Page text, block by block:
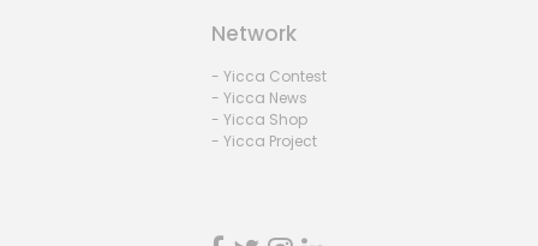
Network
- Yicca Contest
- Yicca News
- Yicca Shop
- Yicca Project